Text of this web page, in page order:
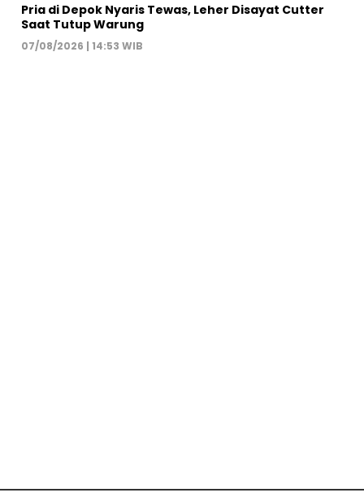
Pria di Depok Nyaris Tewas, Leher Disayat Cutter
Saat Tutup Warung
07/08/2026 | 14:53 WIB